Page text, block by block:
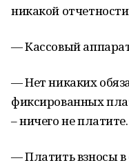
никакой
— Кассовый
— Нет никаких
фиксированных
– ничего не платите.
— Платить взносы